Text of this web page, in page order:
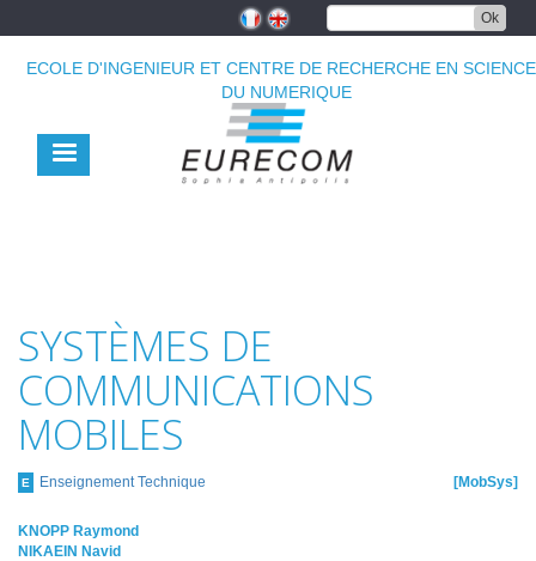
principal
Ok
ECOLE D'INGENIEUR ET CENTRE DE RECHERCHE EN
DU NUMERIQUE
SYSTÈMES DE
COMMUNICATIONS
MOBILES
E Enseignement Technique MobSys
KNOPP Raymond
NIKAEIN Navid